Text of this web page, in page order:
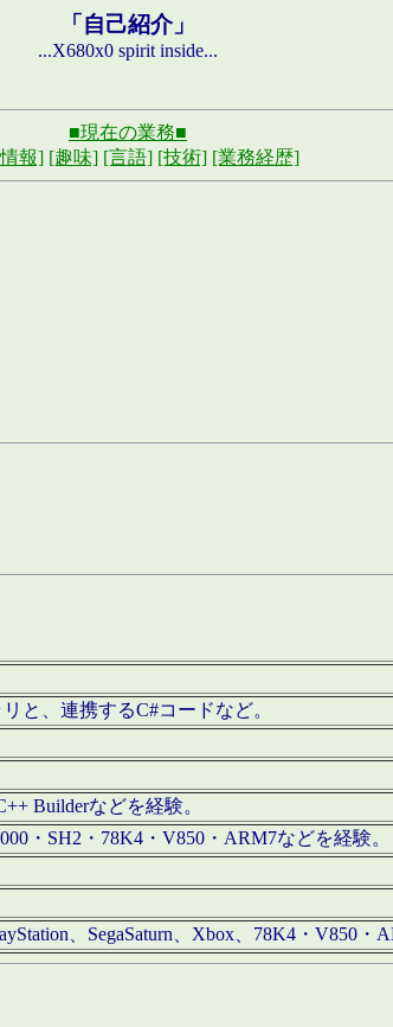
「自己紹介」
...X680x0 spirit inside...
■現在の業務■
報] [趣味] [言語] [技術] [業務経歴]
と、連携するC#コードなど。
Builderなどを経験。
・SH2・78K4・V850・ARM7などを経験。
、SegaSaturn、Xbox、78K4・V850・